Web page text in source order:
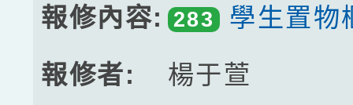
283 學生置物
楊于萱